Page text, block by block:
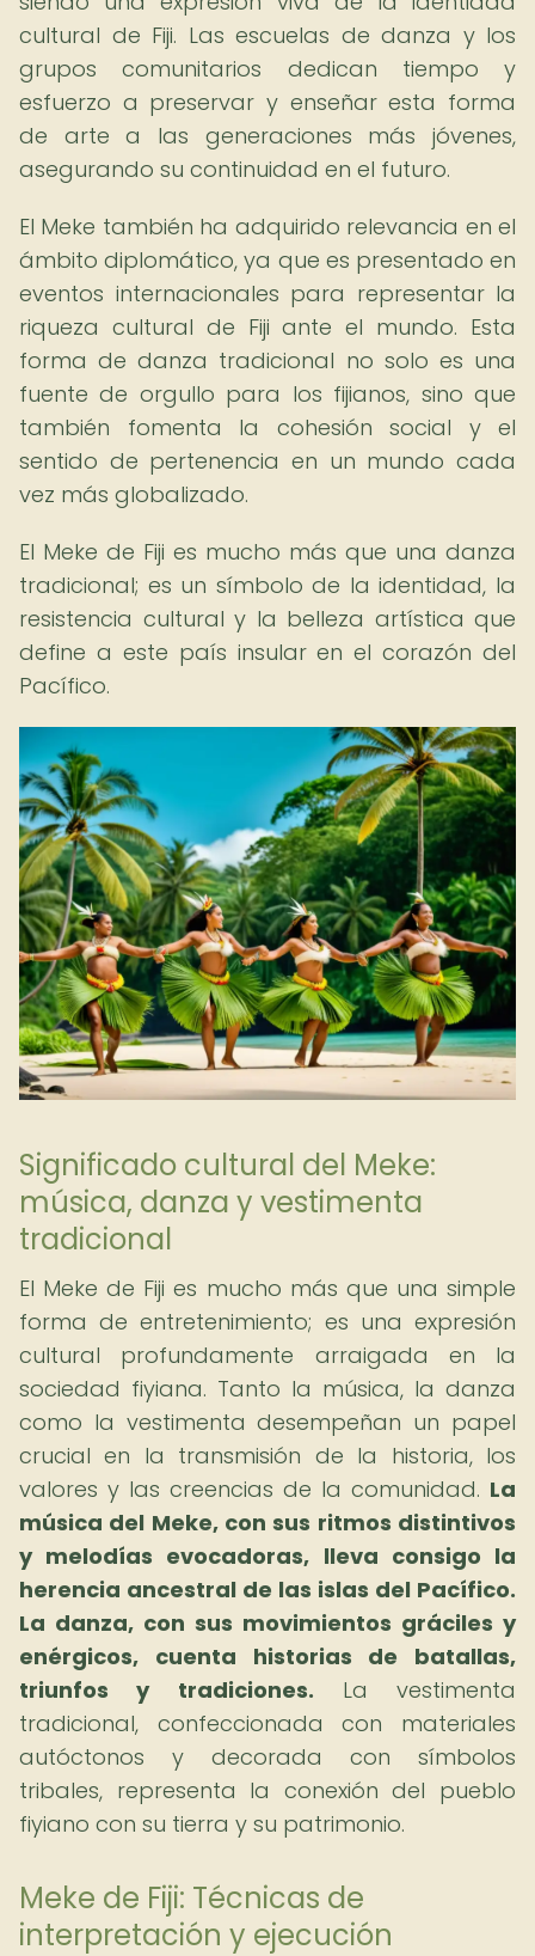
cultural de Fiji. Las escuelas de danza y los
grupos comunitarios dedican tiempo y
esfuerzo a preservar y enseñar esta forma
de arte a las generaciones más jóvenes,
asegurando su continuidad en el futuro.
El Meke también ha adquirido relevancia en el
ámbito diplomático, ya que es presentado en
eventos internacionales para representar la
riqueza cultural de Fiji ante el mundo. Esta
forma de danza tradicional no solo es una
fuente de orgullo para los fijianos, sino que
también fomenta la cohesión social y el
sentido de pertenencia en un mundo cada
vez más globalizado.
El Meke de Fiji es mucho más que una danza
tradicional; es un símbolo de la identidad, la
resistencia cultural y la belleza artística que
define a este país insular en el corazón del
Pacífico.
Significado cultural del Meke:
música, danza y vestimenta
tradicional
El Meke de Fiji es mucho más que una simple
forma de entretenimiento; es una expresión
cultural profundamente arraigada en la
sociedad fiyiana. Tanto la música, la danza
como la vestimenta desempeñan un papel
crucial en la transmisión de la historia, los
valores y las creencias de la comunidad. La
música del Meke, con sus ritmos distintivos
y melodías evocadoras, lleva consigo la
herencia ancestral de las islas del Pacífico.
La danza, con sus movimientos gráciles y
enérgicos, cuenta historias de batallas,
triunfos y tradiciones. La vestimenta
tradicional, confeccionada con materiales
autóctonos y decorada con símbolos
tribales, representa la conexión del pueblo
fiyiano con su tierra y su patrimonio.
Meke de Fiji: Técnicas de
interpretación y ejecución